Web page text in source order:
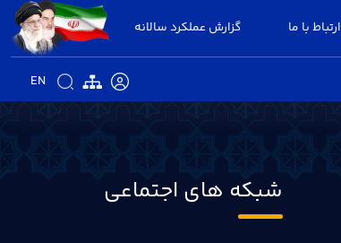
ارتباط با ما گزارش عملکرد سالانه
EN
شبکه های اجتماعی